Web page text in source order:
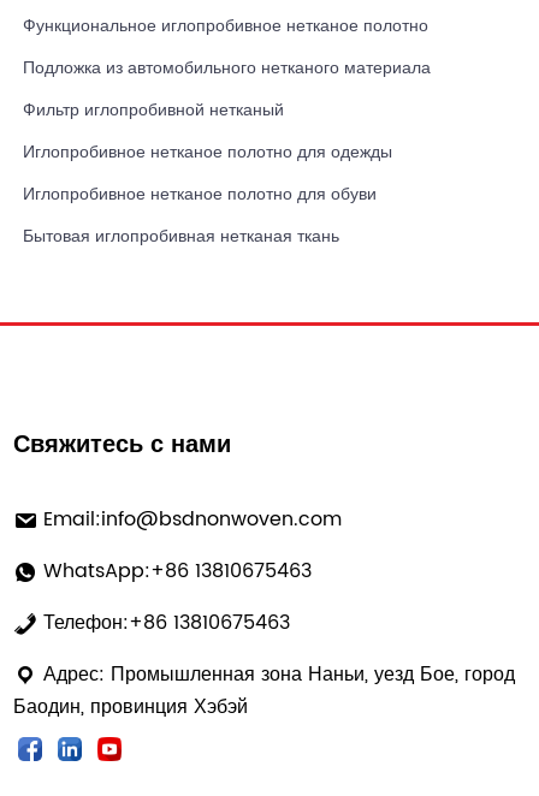
Функциональное иглопробивное нетканое полотно
Подложка из автомобильного нетканого материала
Фильтр иглопробивной нетканый
Иглопробивное нетканое полотно для одежды
Иглопробивное нетканое полотно для обуви
Бытовая иглопробивная нетканая ткань
Свяжитесь с нами
Email:info@bsdnonwoven.com
WhatsApp:+86 13810675463
Телефон:+86 13810675463
Адрес: Промышленная зона Наньи, уезд Бое, город
Баодин, провинция Хэбэй